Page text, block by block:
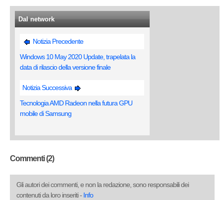
Dal network
Notizia Precedente
Windows 10 May 2020 Update, trapelata la
data di rilascio della versione finale
Notizia Successiva
Tecnologia AMD Radeon nella futura GPU
mobile di Samsung
Commenti (2)
Gli autori dei commenti, e non la redazione, sono responsabili dei
contenuti da loro inseriti - Info